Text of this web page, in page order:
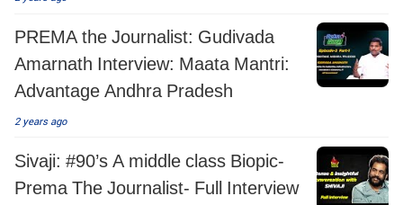
PREMA the Journalist: Gudivada
Amarnath Interview: Maata Mantri:
Advantage Andhra Pradesh
2 years ago
Sivaji: #90’s A middle class Biopic-
Prema The Journalist- Full Interview